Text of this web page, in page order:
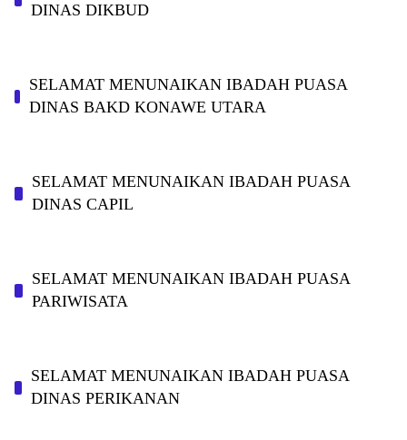
DINAS DIKBUD
SELAMAT MENUNAIKAN IBADAH PUASA
DINAS BAKD KONAWE UTARA
SELAMAT MENUNAIKAN IBADAH PUASA
DINAS CAPIL
SELAMAT MENUNAIKAN IBADAH PUASA
PARIWISATA
SELAMAT MENUNAIKAN IBADAH PUASA
DINAS PERIKANAN